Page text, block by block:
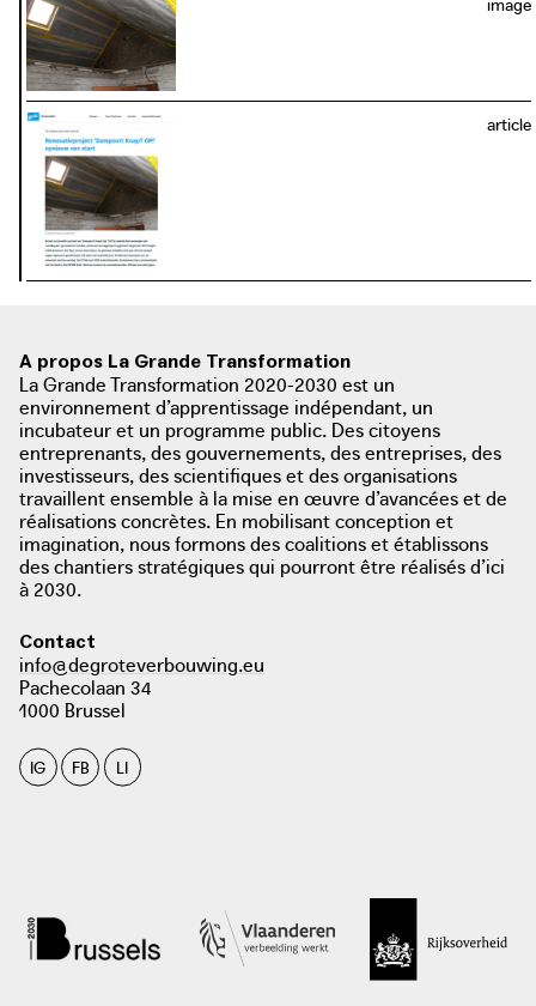
photo: Gent
article
photo: Gent Persruimte, 2018
persruimte.stad.gent
A propos La Grande Transformation
La Grande Transformation 2020-2030 est un
environnement d’apprentissage indépendant, un
incubateur et un programme public. Des citoyens
entreprenants, des gouvernements, des entreprises, des
investisseurs, des scientifiques et des organisations
travaillent ensemble à la mise en œuvre d’avancées et de
réalisations concrètes. En mobilisant conception et
imagination, nous formons des coalitions et établissons
des chantiers stratégiques qui pourront être réalisés d’ici
à 2030.
Contact
info@degroteverbouwing.eu
Pachecolaan 34
1000 Brussel
IG FB LI